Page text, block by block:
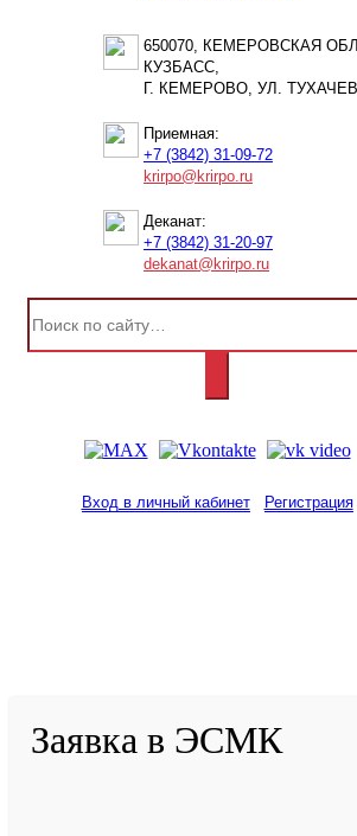
650070, КЕМЕРОВСКАЯ
КУЗБАСС,
Г. КЕМЕРОВО, УЛ.
Приемная:
+7 (3842) 31-09-72
krirpo@krirpo.ru
Деканат:
+7 (3842) 31-20-97
dekanat@krirpo.ru
Вход в личный кабинет Регистрация
Заявка в ЭСМК